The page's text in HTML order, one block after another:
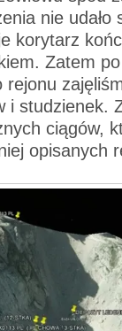
nie udało
korytarz
Zatem
i studzienek.
ciągów,
opisanych